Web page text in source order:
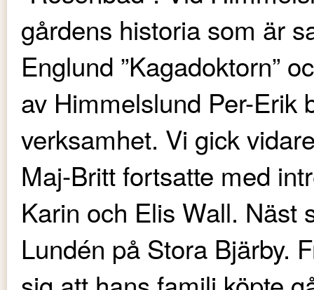
gårdens historia som är
Englund ”Kagadoktorn”
av Himmelslund Per-Erik
verksamhet. Vi gick
Maj-Britt fortsatte med
Karin och Elis Wall. Näst
Lundén på Stora Bjärby.